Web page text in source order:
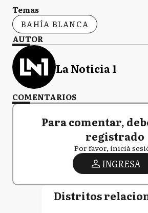
Temas
BAHÍA BLANCA
AUTOR
La Noticia 1
COMENTARIOS
Para comentar,
registrado
Por favor, iniciá
INGRESA
Distritos